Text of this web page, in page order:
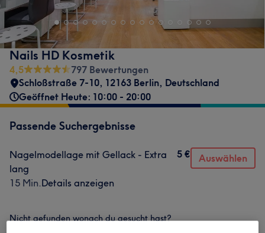
Nails HD Kosmetik
4,5
797 Bewertungen
Schloßstraße 7-10, 12163 Berlin, Deutschland
Geöffnet Heute: 10:00 - 20:00
Passende Suchergebnisse
Nagelmodellage mit Gellack - Extra
lang
15 Min.Details anzeigen
5 € Auswählen
Nicht gefunden wonach du gesucht hast?